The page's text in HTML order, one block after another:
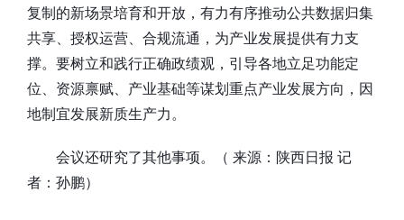
复制的新场景培育和开放，有力有序推动公共数据归集
共享、授权运营、合规流通，为产业发展提供有力支
撑。要树立和践行正确政绩观，引导各地立足功能定
位、资源禀赋、产业基础等谋划重点产业发展方向，因
地制宜发展新质生产力。
会议还研究了其他事项。（ 来源：陕西日报 记
者：孙鹏）